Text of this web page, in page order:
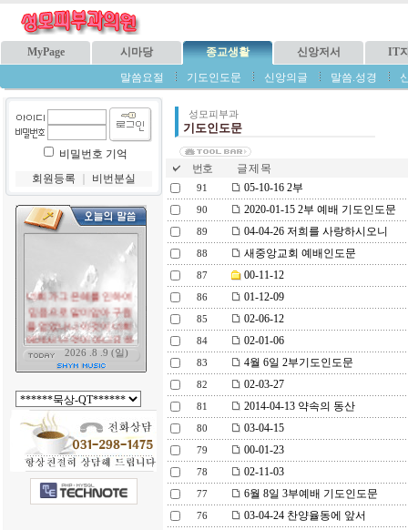
MyPage 시마당 종교생활 신앙저서
IT
말씀요절
기도인도문 신앙의글 말씀.성경
비밀번호 기억
회원등록
비번분실
성모피부과
기도인도문
번호 글 제 목
91 05-10-16 2부
90 2020-01-15 2부 예배 기도인도문
89 04-04-26 저희를 사랑하시오니
88 새중앙교회 예배인도문
87 00-11-12
86 01-12-09
85 02-06-12
84 02-01-06
83 4월 6일 2부기도인도문
82 02-03-27
81 2014-04-13 약속의 동산
80 03-04-15
79 00-01-23
78 02-11-03
77 6월 8일 3부예배 기도인도문
76 03-04-24 찬양율동에 앞서